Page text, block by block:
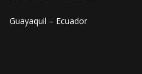
Guayaquil – Ecuador